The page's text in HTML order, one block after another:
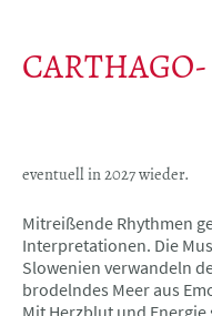
eventuell in 2027 wieder.
Mitreißende Rhythmen
Interpretationen. Die
Slowenien verwandeln
brodelndes Meer aus